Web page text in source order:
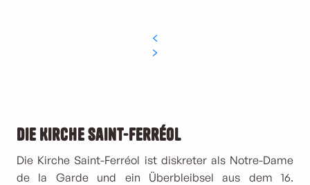
Die Kirche Saint-Ferréol
Die Kirche Saint-Ferréol ist diskreter als Notre-Dame
de la Garde und ein Überbleibsel aus dem 16.